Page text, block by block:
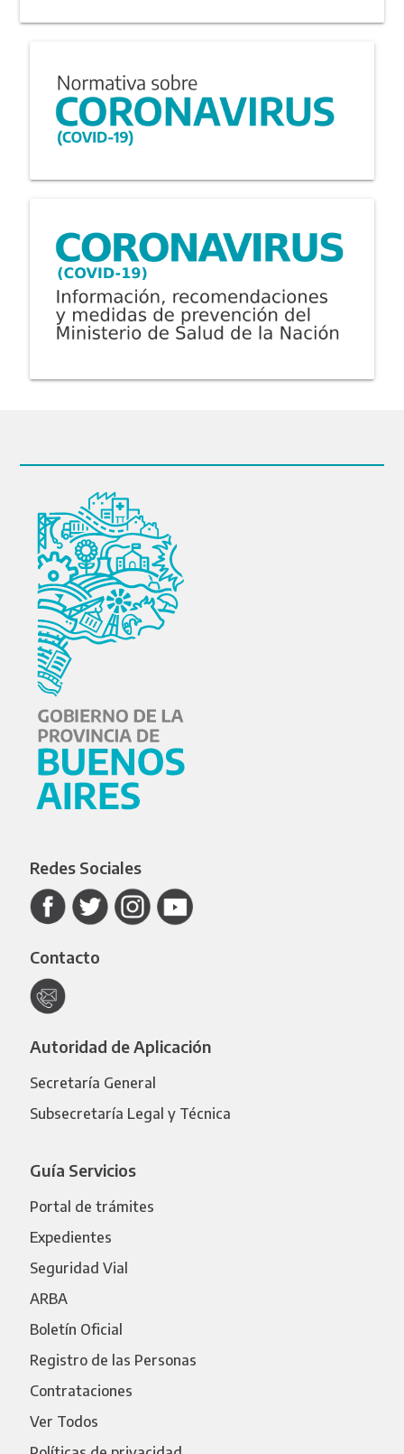
Redes Sociales
Contacto
Autoridad de Aplicación
Secretaría General
Subsecretaría Legal y Técnica
Guía Servicios
Portal de trámites
Expedientes
Seguridad Vial
ARBA
Boletín Oficial
Registro de las Personas
Contrataciones
Ver Todos